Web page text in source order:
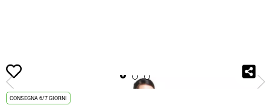
Inizio Costume rosa da pattinatrice a rotelle anni '70 per
CONSEGNA 6/7 GIORNI